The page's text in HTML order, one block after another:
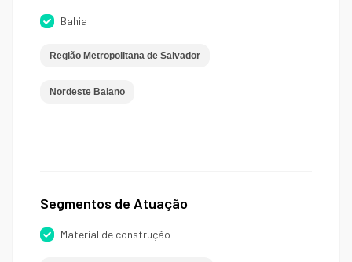
Bahia
Região Metropolitana de Salvador
Nordeste Baiano
Segmentos de Atuação
Material de construção